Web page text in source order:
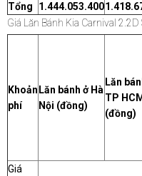
Tổng 1.444.053.400
Giá Lăn Bánh Kia Carnival
Khoản
phí
Lăn bánh ở Hà
Nội (đồng)
Lăn
TP HCM
(đồng)
Giá